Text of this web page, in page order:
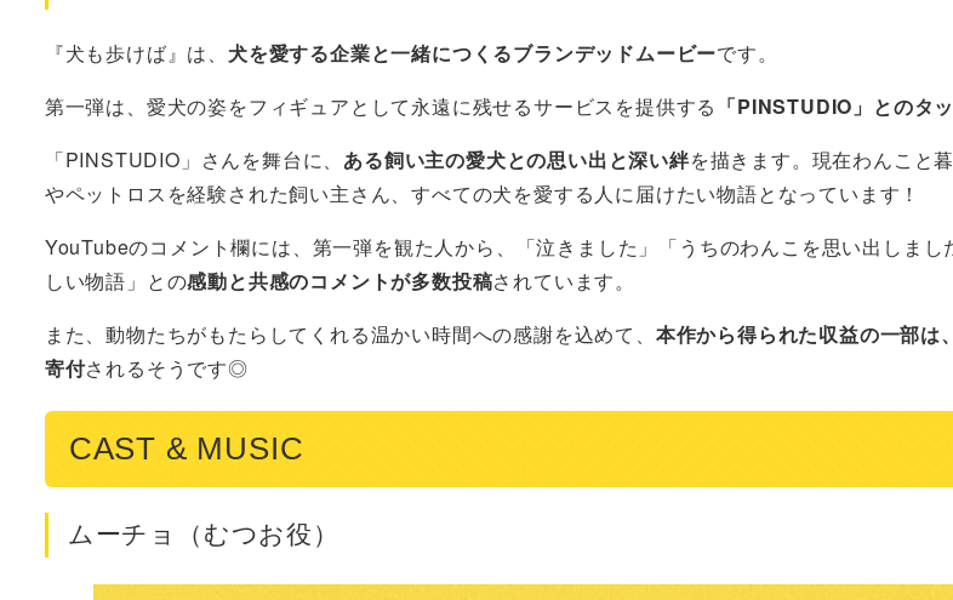
『犬も歩けば』は、 犬を愛する企業と一緒につくるブランデッドムービーです。
第一弾は、愛犬の姿をフィギュアとして永遠に残せるサービスを提供する 「PINSTUDIO」とのタ
「PINSTUDIO」さんを舞台に、 ある飼い主の愛犬との思い出と深い絆を描きます。現在わんこと
やペットロスを経験された飼い主さん、すべての犬を愛する人に届けたい物語となっています！
YouTubeのコメント欄には、第一弾を観た人から、「泣きました」「うちのわんこを思い出しまし
しい物語」との感動と共感のコメントが多数投稿されています。
また、動物たちがもたらしてくれる温かい時間への感謝を込めて、 本作から得られた収益の一部は
寄付されるそうです◎
CAST & MUSIC
ムーチョ（むつお役）